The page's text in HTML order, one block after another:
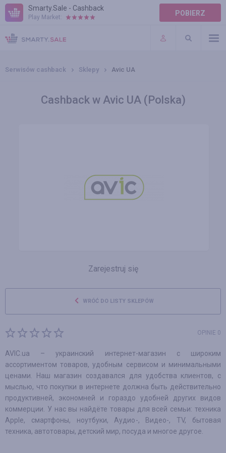
Smarty.Sale - Cashback
Play Market: POBIERZ
POMOC
WARUNKI
Serwisów cashback Sklepy Avic UA
Cashback w Avic UA (Polska)
Zarejestruj się
WRÓĆ DO LISTY SKLEPÓW
OPINIE 0
AVIC.ua – украинский интернет-магазин с широким
ассортиментом товаров, удобным сервисом и минимальными
ценами. Наш магазин создавался для удобства клиентов, с
мыслью, что покупки в интернете должна быть действительно
продуктивней, экономней и гораздо удобней других видов
коммерции. У нас вы найдёте товары для всей семьи: техника
Apple, смартфоны, ноутбуки, Аудио-, Видео-, TV, бытовая
техника, автотовары, детский мир, посуда и многое другое.